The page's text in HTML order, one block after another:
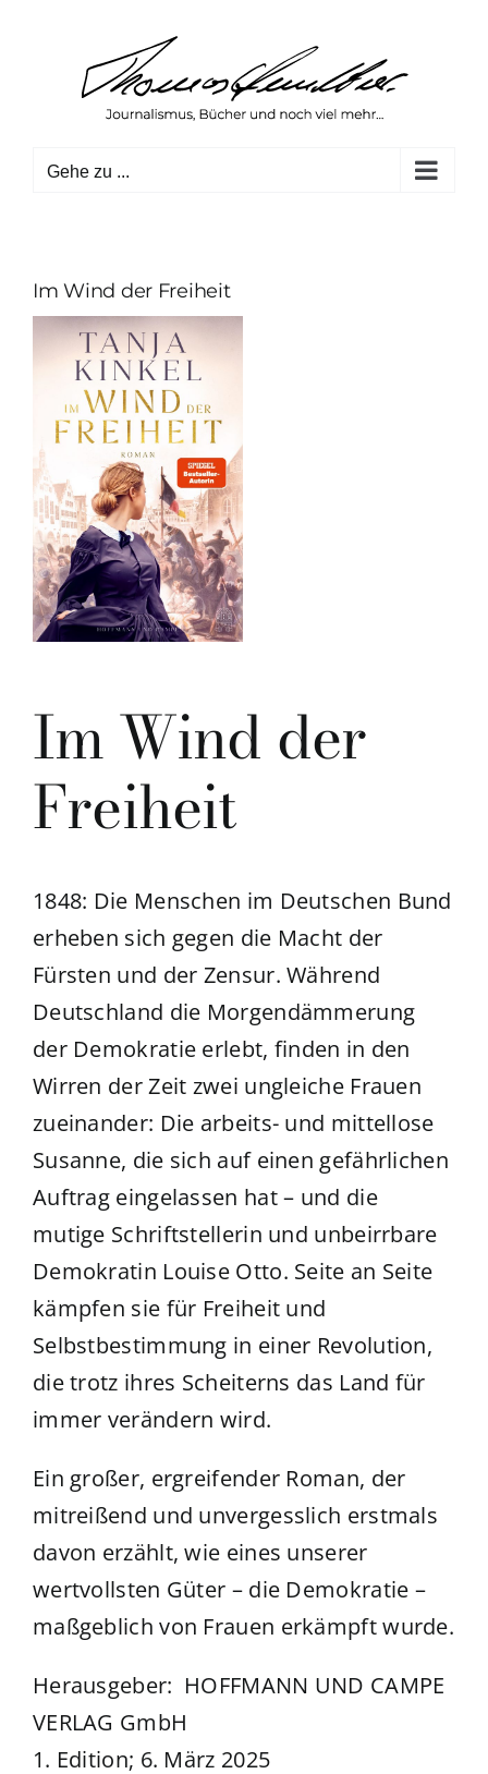
springen
Gehe zu ...
Im Wind der Freiheit
Im Wind der
Freiheit
1848: Die Menschen im Deutschen Bund
erheben sich gegen die Macht der
Fürsten und der Zensur. Während
Deutschland die Morgendämmerung
der Demokratie erlebt, finden in den
Wirren der Zeit zwei ungleiche Frauen
zueinander: Die arbeits- und mittellose
Susanne, die sich auf einen gefährlichen
Auftrag eingelassen hat – und die
mutige Schriftstellerin und unbeirrbare
Demokratin Louise Otto. Seite an Seite
kämpfen sie für Freiheit und
Selbstbestimmung in einer Revolution,
die trotz ihres Scheiterns das Land für
immer verändern wird.
Ein großer, ergreifender Roman, der
mitreißend und unvergesslich erstmals
davon erzählt, wie eines unserer
wertvollsten Güter – die Demokratie –
maßgeblich von Frauen erkämpft wurde.
Herausgeber: ‎ HOFFMANN UND CAMPE
VERLAG GmbH
1. Edition; 6. März 2025